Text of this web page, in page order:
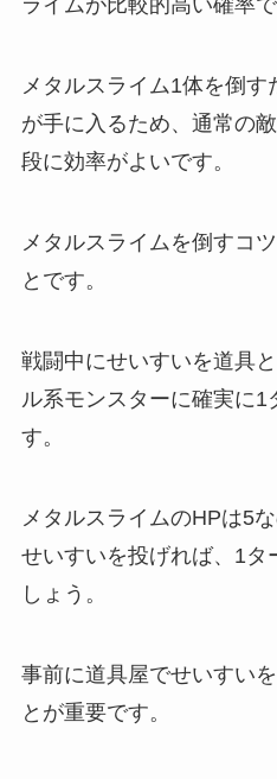
ライムが比較的高い確率で
メタルスライム1体を倒
が手に入るため、通常の
段に効率がよいです。
メタルスライムを倒すコ
とです。
戦闘中にせいすいを道具
ル系モンスターに確実に1
す。
メタルスライムのHPは5
せいすいを投げれば、1タ
しょう。
事前に道具屋でせいすい
とが重要です。